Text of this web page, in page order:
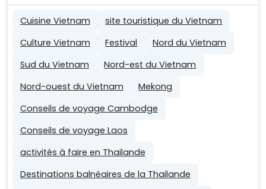
Cuisine Vietnam
site touristique du Vietnam
Culture Vietnam
Festival
Nord du Vietnam
Sud du Vietnam
Nord-est du Vietnam
Nord-ouest du Vietnam
Mekong
Conseils de voyage Cambodge
Conseils de voyage Laos
activités à faire en Thailande
Destinations balnéaires de la Thailande